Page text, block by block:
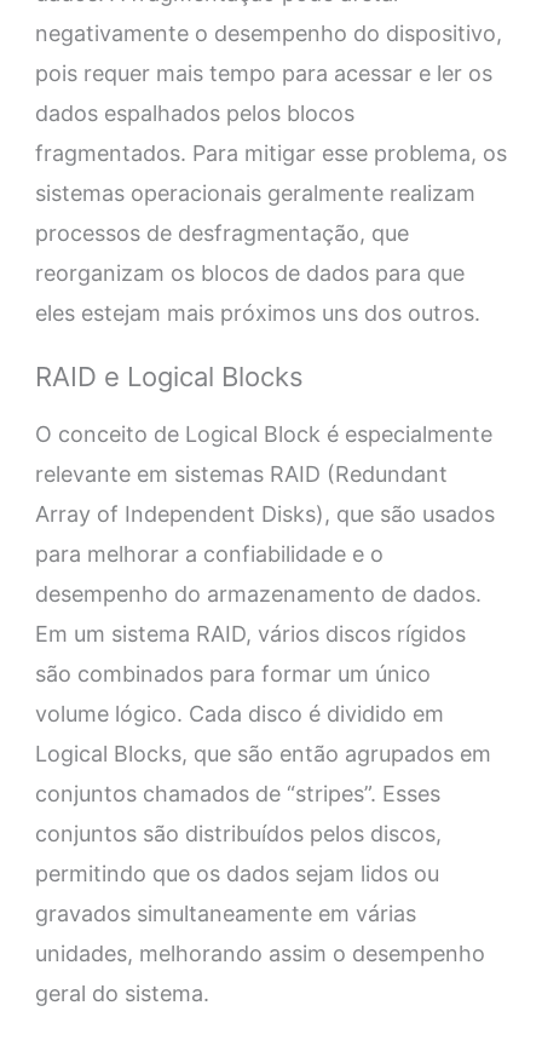
negativamente o desempenho do dispositivo,
pois requer mais tempo para acessar e ler os
dados espalhados pelos blocos
fragmentados. Para mitigar esse problema, os
sistemas operacionais geralmente realizam
processos de desfragmentação, que
reorganizam os blocos de dados para que
eles estejam mais próximos uns dos outros.
RAID e Logical Blocks
O conceito de Logical Block é especialmente
relevante em sistemas RAID (Redundant
Array of Independent Disks), que são usados
para melhorar a confiabilidade e o
desempenho do armazenamento de dados.
Em um sistema RAID, vários discos rígidos
são combinados para formar um único
volume lógico. Cada disco é dividido em
Logical Blocks, que são então agrupados em
conjuntos chamados de “stripes”. Esses
conjuntos são distribuídos pelos discos,
permitindo que os dados sejam lidos ou
gravados simultaneamente em várias
unidades, melhorando assim o desempenho
geral do sistema.